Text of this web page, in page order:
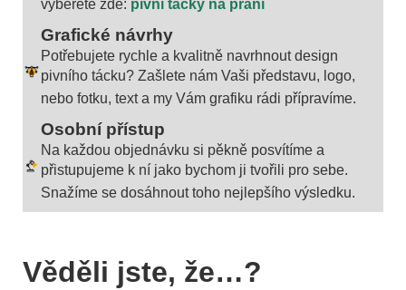
vyberete zde: pivní tácky na přání
Grafické návrhy
Potřebujete rychle a kvalitně navrhnout design
pivního tácku? Zašlete nám Vaši představu, logo,
nebo fotku, text a my Vám grafiku rádi přípravíme.
Osobní přístup
Na každou objednávku si pěkně posvítíme a
přistupujeme k ní jako bychom ji tvořili pro sebe.
Snažíme se dosáhnout toho nejlepšího výsledku.
Věděli jste, že…?